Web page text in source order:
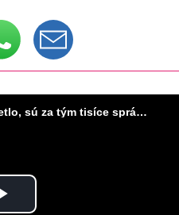
Upútavka: Keď sa rozsvieti svetlo, sú za tým tisíce správnych rozhodnutí. Ako vzniká infraštruktúra, ktorú nevnímame?